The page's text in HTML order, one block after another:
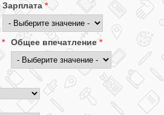
Зарплата*
* Общее впечатление*